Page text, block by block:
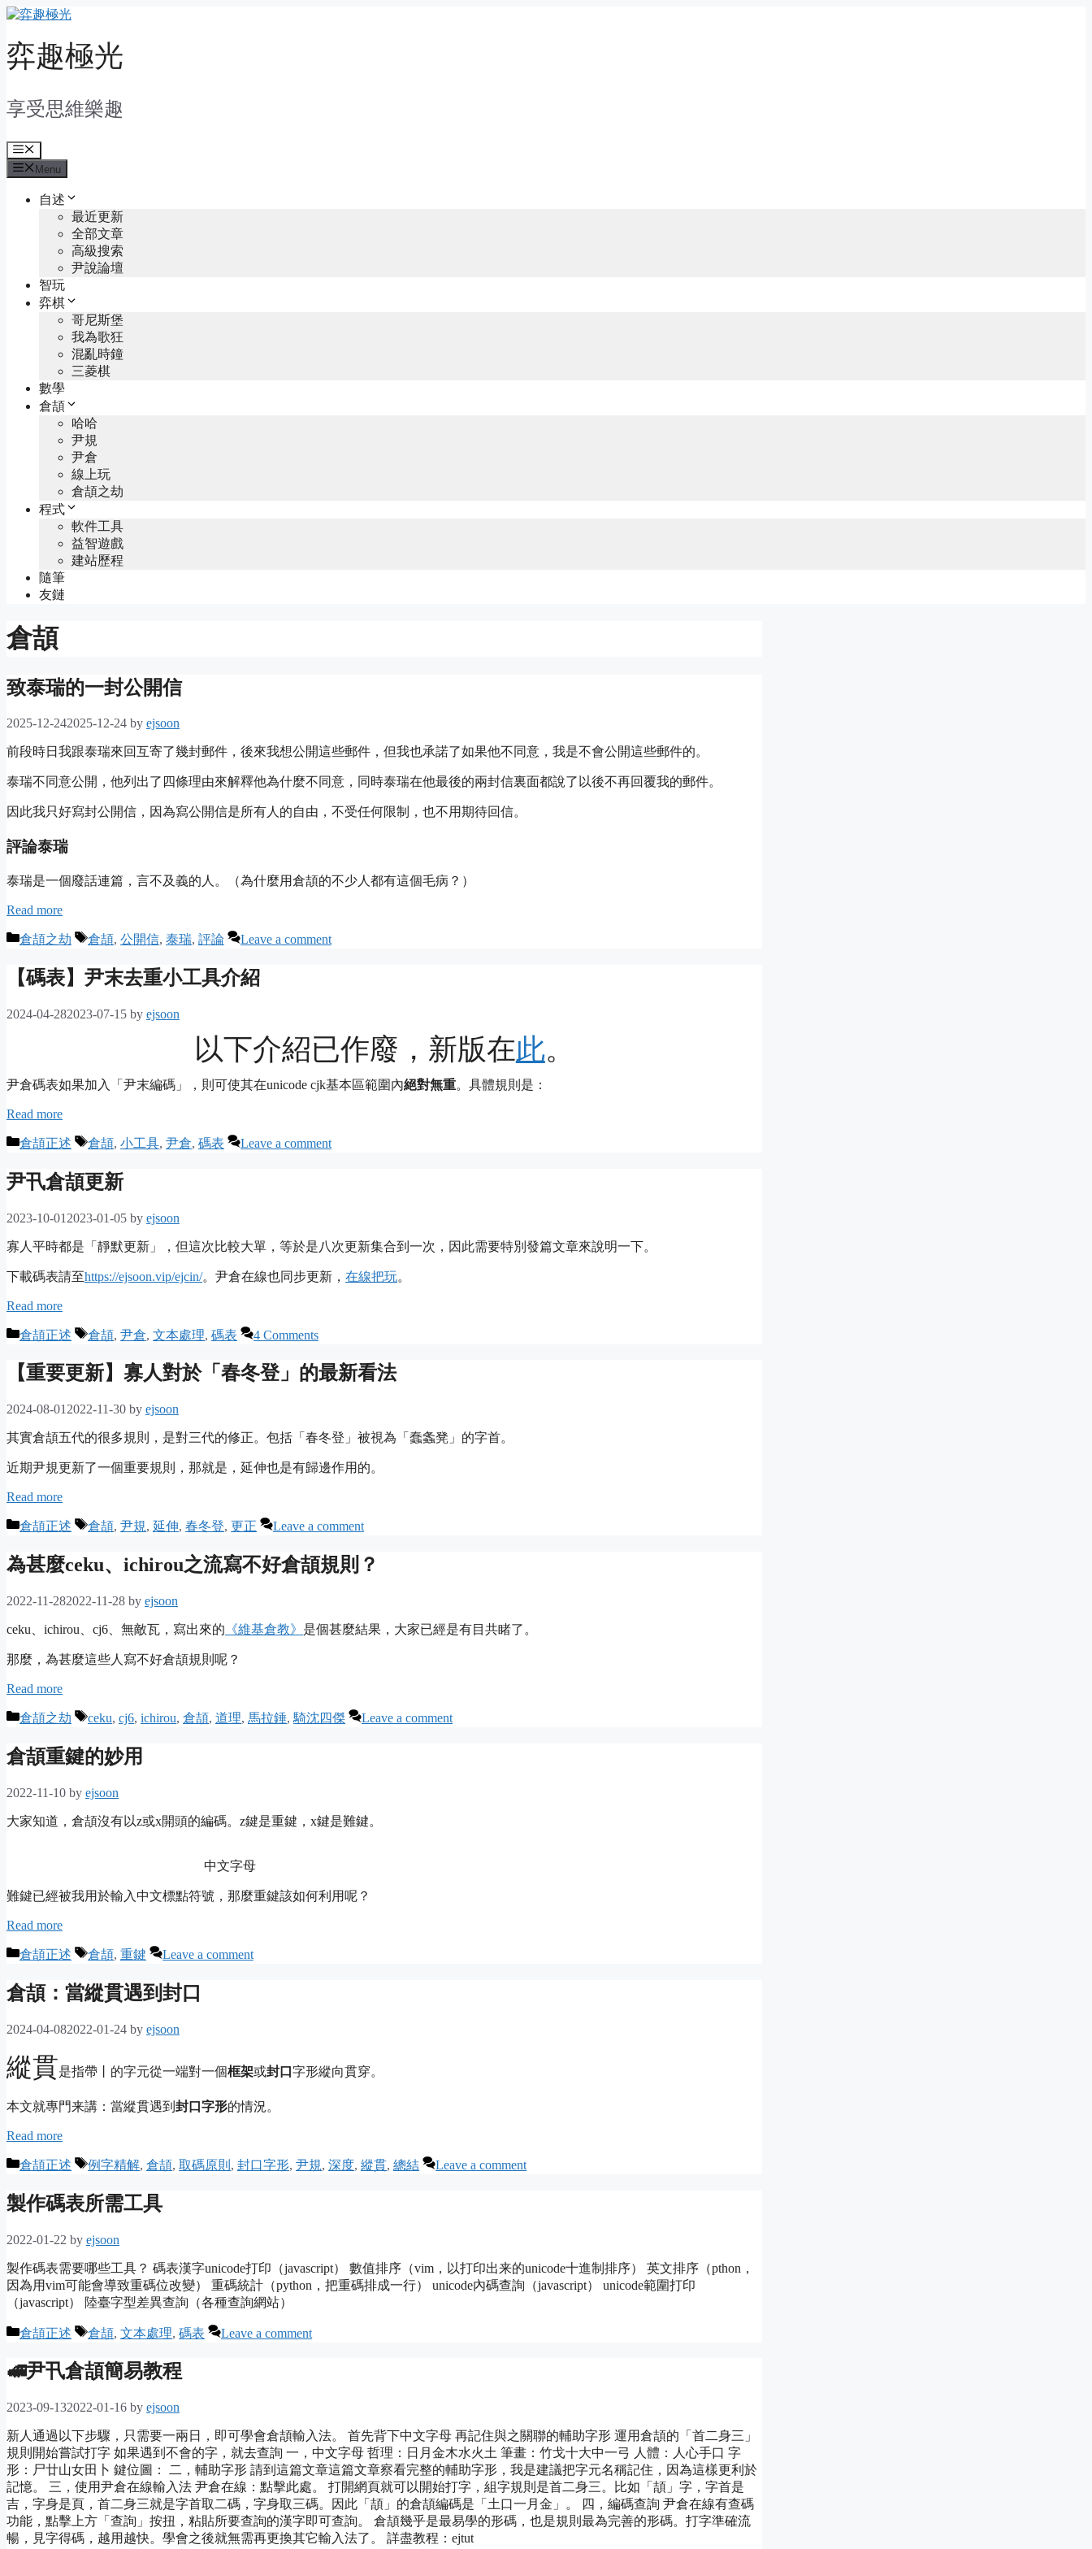
Skip
content
弈趣極光
享受思維樂趣
Menu
Menu
自述
最近更新
全部文章
高級搜索
尹說論壇
智玩
弈棋
哥尼斯堡
我為歌狂
混亂時鐘
三菱棋
數學
倉頡
哈哈
尹規
尹倉
線上玩
倉頡之劫
程式
軟件工具
益智遊戲
建站歷程
隨筆
友鏈
倉頡
致泰瑞的一封公開信
2025-12-242025-12-24 by ejsoon
前段時日我跟泰瑞來回互寄了幾封郵件，後來我想公開這些郵件，但我也承諾了如果他不同意，我是不會公開這些郵件的。
泰瑞不同意公開，他列出了四條理由來解釋他為什麼不同意，同時泰瑞在他最後的兩封信裏面都說了以後不再回覆我的郵件。
因此我只好寫封公開信，因為寫公開信是所有人的自由，不受任何限制，也不用期待回信。
評論泰瑞
泰瑞是一個廢話連篇，言不及義的人。（為什麼用倉頡的不少人都有這個毛病？）
Read more
Categories
倉頡之劫 Tags
倉頡, 公開信, 泰瑞, 評論 Leave a comment
【碼表】尹末去重小工具介紹
2024-04-282023-07-15 by ejsoon
以下介紹已作廢，新版在此。
尹倉碼表如果加入「尹末編碼」，則可使其在unicode cjk基本區範圍內絕對無重。具體規則是：
Read more
Categories
倉頡正述 Tags
倉頡, 小工具, 尹倉, 碼表 Leave a comment
尹卂倉頡更新
2023-10-01 2023-01-05 by ejsoon
寡人平時都是「靜默更新」，但這次比較大單，等於是八次更新集合到一次，因此需要特別發篇文章來說明一下。
下載碼表請至https://ejsoon.vip/ejcin/。尹倉在線也同步更新， 在線把玩。
Read more
Categories
倉頡正述 Tags
倉頡, 尹倉, 文本處理, 碼表 4 Comments
【重要更新】寡人對於「春冬登」的最新看法
2024-08-01 2022-11-30 by ejsoon
其實倉頡五代的很多規則，是對三代的修正。包括「春冬登」被視為「蠢螽凳」的字首。
近期尹規更新了一個重要規則，那就是，延伸也是有歸邊作用的。
Read more
Categories
倉頡正述 Tags
倉頡, 尹規, 延伸, 春冬登, 更正 Leave a comment
為甚麼ceku、ichirou之流寫不好倉頡規則？
2022-11-282022-11-28 by ejsoon
ceku、ichirou、cj6、無敵瓦，寫出來的 《維基倉教》 是個甚麼結果，大家已經是有目共睹了。
那麼，為甚麼這些人寫不好倉頡規則呢？
Read more
Categories
倉頡之劫 Tags
ceku, cj6, ichirou, 倉頡, 道理, 馬拉錘, 騎沈四傑 Leave a comment
倉頡重鍵的妙用
2022-11-10 by ejsoon
大家知道，倉頡沒有以z或x開頭的編碼。z鍵是重鍵，x鍵是難鍵。
中文字母
難鍵已經被我用於輸入中文標點符號，那麼重鍵該如何利用呢？
Read more
Categories
倉頡正述 Tags
倉頡, 重鍵 Leave a comment
倉頡：當縱貫遇到封口
2024-04-082022-01-24 by ejsoon
縱貫是指帶丨的字元從一端對一個框架或封口 字形縱向貫穿。
本文就專門来講：當縱貫遇到 封口字形的情況。
Read more
Categories
倉頡正述 Tags
例字精解, 倉頡, 取碼原則 , 封口字形, 尹規, 深度, 縱貫, 總結 Leave a comment
製作碼表所需工具
2022-01-22 by ejsoon
製作碼表需要哪些工具？ 碼表漢字unicode打印（javascript） 數值排序（vim，以打印出来的unicode十進制排序） 英文排序（pthon，
因為用vim可能會導致重碼位改變） 重碼統計（python，把重碼排成一行） unicode內碼查詢（javascript） unicode範圍打印
（javascript） 陸臺字型差異查詢（各種查詢網站）
Categories
倉頡正述 Tags
倉頡, 文本處理, 碼表 Leave a comment
🚅尹卂倉頡簡易教程
2023-09-132022-01-16 by ejsoon
新人通過以下步驟，只需要一兩日，即可學會倉頡輸入法。 首先背下中文字母 再記住與之關聯的輔助字形 運用倉頡的「首二身三」
規則開始嘗試打字 如果遇到不會的字，就去查詢 一，中文字母 哲理：日月金木水火土 筆畫：竹戈十大中一弓 人體：人心手口 字
形：尸廿山女田卜 鍵位圖： 二，輔助字形 請到這篇文章這篇文章察看完整的輔助字形，我是建議把字元名稱記住，因為這樣更利於
記憶。 三，使用尹倉在線輸入法 尹倉在線：點擊此處。 打開網頁就可以開始打字，組字規則是首二身三。比如「頡」字，字首是
吉，字身是頁，首二身三就是字首取二碼，字身取三碼。因此「頡」的倉頡編碼是「土口一月金」。 四，編碼查詢 尹倉在線有查碼
功能，點擊上方「查詢」按扭，粘貼所要查詢的漢字即可查詢。 倉頡幾乎是最易學的形碼，也是規則最為完善的形碼。打字準確流
暢，見字得碼，越用越快。學會之後就無需再更換其它輸入法了。 詳盡教程：ejtut